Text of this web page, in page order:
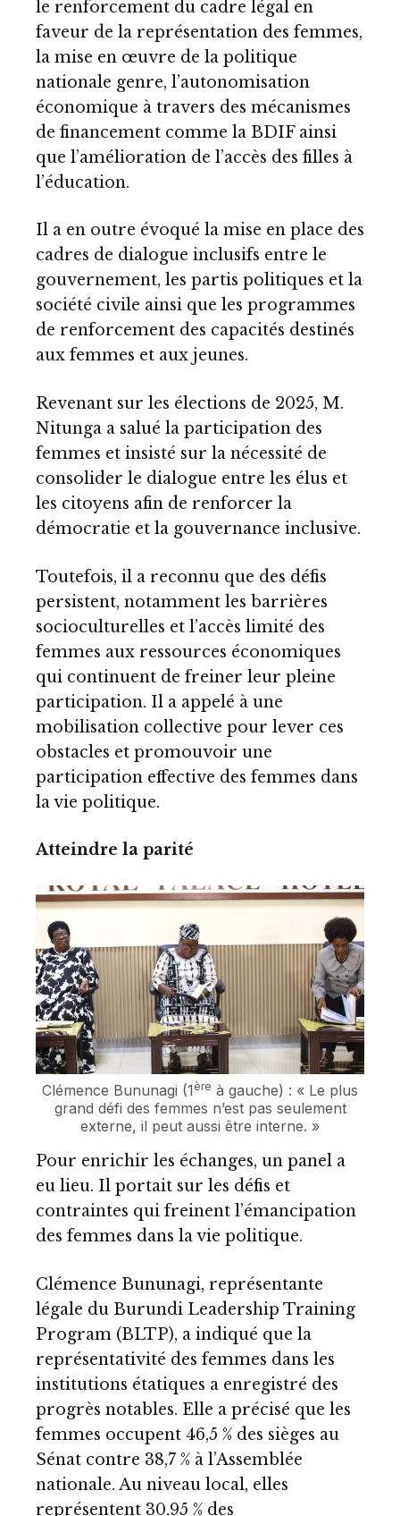
le renforcement du cadre légal en
faveur de la représentation des femmes,
la mise en œuvre de la politique
nationale genre, l’autonomisation
économique à travers des mécanismes
de financement comme la BDIF ainsi
que l’amélioration de l’accès des filles à
l’éducation.
Il a en outre évoqué la mise en place des
cadres de dialogue inclusifs entre le
gouvernement, les partis politiques et la
société civile ainsi que les programmes
de renforcement des capacités destinés
aux femmes et aux jeunes.
Revenant sur les élections de 2025, M.
Nitunga a salué la participation des
femmes et insisté sur la nécessité de
consolider le dialogue entre les élus et
les citoyens afin de renforcer la
démocratie et la gouvernance inclusive.
Toutefois, il a reconnu que des défis
persistent, notamment les barrières
socioculturelles et l’accès limité des
femmes aux ressources économiques
qui continuent de freiner leur pleine
participation. Il a appelé à une
mobilisation collective pour lever ces
obstacles et promouvoir une
participation effective des femmes dans
la vie politique.
Atteindre la parité
Clémence Bununagi (1 ère à gauche) : « Le plus
grand défi des femmes n’est pas seulement
externe, il peut aussi être interne. »
Pour enrichir les échanges, un panel a
eu lieu. Il portait sur les défis et
contraintes qui freinent l’émancipation
des femmes dans la vie politique.
Clémence Bununagi, représentante
légale du Burundi Leadership Training
Program (BLTP), a indiqué que la
représentativité des femmes dans les
institutions étatiques a enregistré des
progrès notables. Elle a précisé que les
femmes occupent 46,5 % des sièges au
Sénat contre 38,7 % à l’Assemblée
nationale. Au niveau local, elles
représentent 30,95 % des